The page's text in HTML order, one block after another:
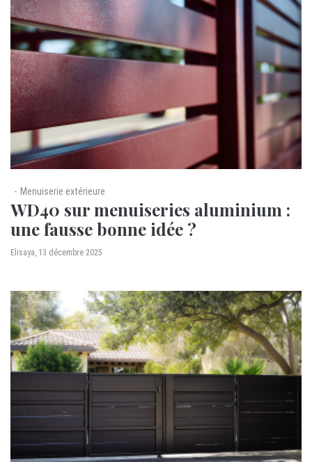
Menuiserie extérieure
WD40 sur menuiseries aluminium :
une fausse bonne idée ?
byElisaya 13 décembre 2025